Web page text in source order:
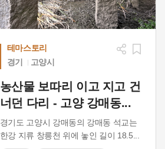
테마스토리
경기
고양시
농산물 보따리 이고 지고 건
너던 다리 - 고양 강매동...
경기도 고양시 강매동의 강매동 석교는
한강 지류 창릉천 위에 놓인 길이 18.5